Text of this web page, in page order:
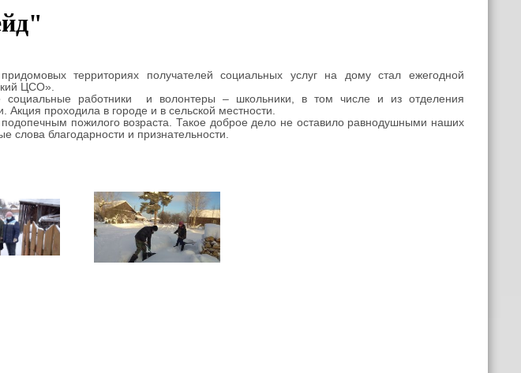
территориях получателей социальных услуг на дому стал ежегодной
ЦСО».
работники и волонтеры – школьники, в том числе и из отделения
проходила в городе и в сельской местности.
пожилого возраста. Такое доброе дело не оставило равнодушными наших
благодарности и признательности.